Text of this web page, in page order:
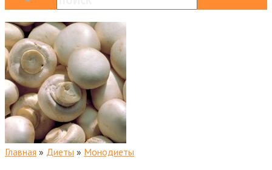
Главная » Диеты » Монодиеты